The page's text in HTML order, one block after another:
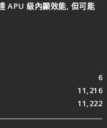
APU 級內顯效能, 但可能
6
11,216
11,222